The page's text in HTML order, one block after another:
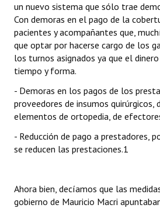
un nuevo sistema que sólo trae
Con demoras en el pago de la
pacientes y acompañantes que,
que optar por hacerse cargo de los
los turnos asignados ya que el
tiempo y forma.
- Demoras en los pagos de los
proveedores de insumos quirúrgicos,
elementos de ortopedia, de
- Reducción de pago a prestadores,
se reducen las prestaciones.1
Ahora bien, decíamos que las
gobierno de Mauricio Macri